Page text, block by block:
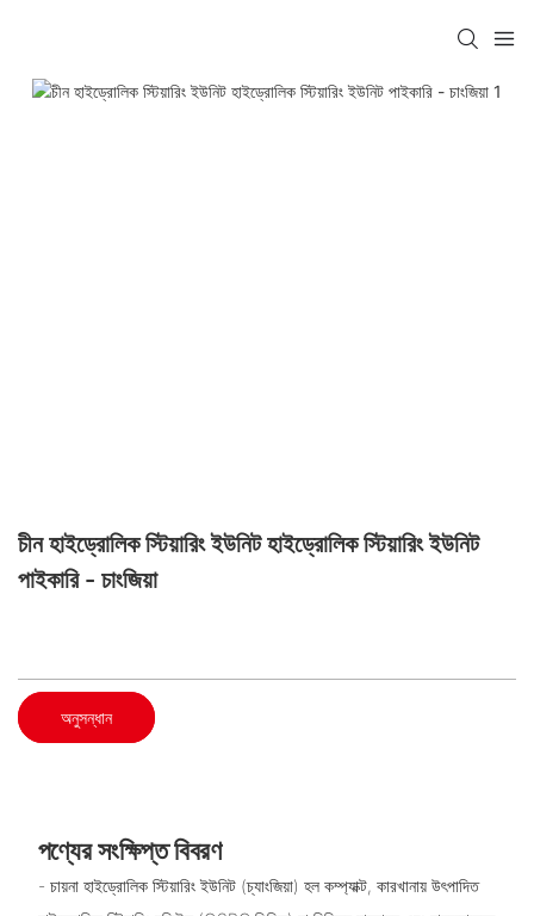
চীন হাইড্রোলিক স্টিয়ারিং ইউনিট হাইড্রোলিক স্টিয়ারিং ইউনিট
পাইকারি - চাংজিয়া
অনুসন্ধান
পণ্যের সংক্ষিপ্ত বিবরণ
- চায়না হাইড্রোলিক স্টিয়ারিং ইউনিট (চ্যাংজিয়া) হল কম্প্যাক্ট, কারখানায় উৎপাদিত